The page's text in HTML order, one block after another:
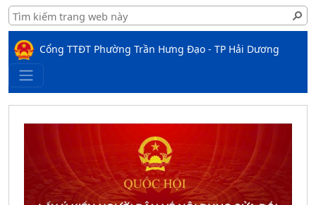
Cổng TTĐT Phường Trần Hưng Đạo - TP Hải Dương